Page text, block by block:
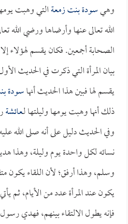
وهيسودة بنت زمعةالتي وهبت
الله تعالى عنها وأرضاها ورضي الله
الصحابة أجمعين. فكان يقسم لهؤلاء إلا
بيان المرأة التي ذكرت في الحديث
يقسم لها فبين هذا الحديث أنهاسودة
ذلك أنها وهبت يومها وليلتها لـعائشة
وفي الحديث دليل على أنه صلى الله
نسائه لكل واحدة يوم وليلة، وهذا
وسلم، وهذا أرفق؛ لأن اللقاء يكون
يكون عند المرأة عدد من الأيام، ثم
فإنه يطول الالتقاء بينهم، فهدي